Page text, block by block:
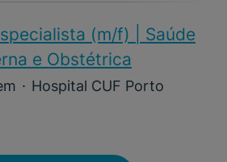
(m/f)​ | Saúde
e Obstétrica
· Hospital CUF Porto